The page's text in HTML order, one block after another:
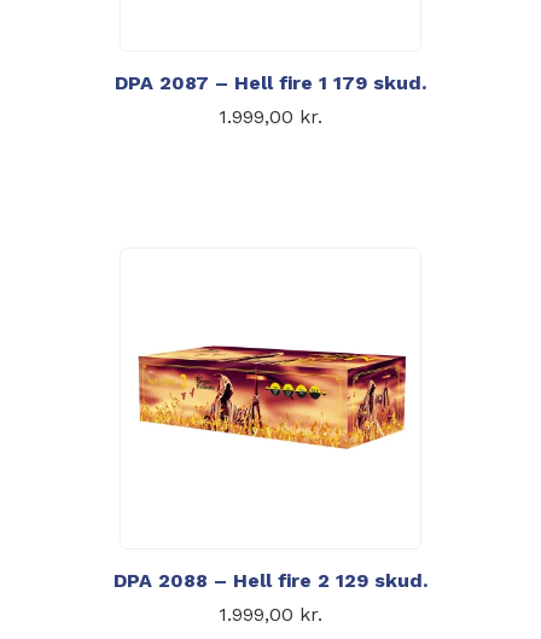
DPA 2087 – Hell fire 1 179 skud.
1.999,00 kr.
DPA 2088 – Hell fire 2 129 skud.
1.999,00 kr.